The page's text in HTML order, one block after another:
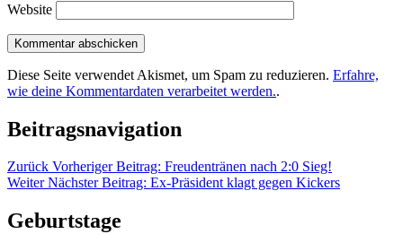
Website
Diese Seite verwendet Akismet, um Spam zu reduzieren. Erfahre,
wie deine Kommentardaten verarbeitet werden..
Beitragsnavigation
Zurück Vorheriger Beitrag: Freudentränen nach 2:0 Sieg!
Weiter Nächster Beitrag: Ex-Präsident klagt gegen Kickers
Geburtstage